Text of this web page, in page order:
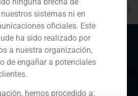
China viene a por vino y jamón
sistemas ni en
oficiales. Este
ha sido realizado por
a nuestra organización,
de engañar a potenciales
hemos procedido a: